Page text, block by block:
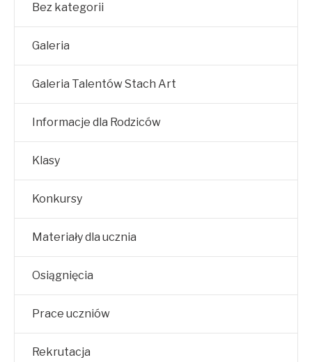
Bez kategorii
Galeria
Galeria Talentów Stach Art
Informacje dla Rodziców
Klasy
Konkursy
Materiały dla ucznia
Osiągnięcia
Prace uczniów
Rekrutacja